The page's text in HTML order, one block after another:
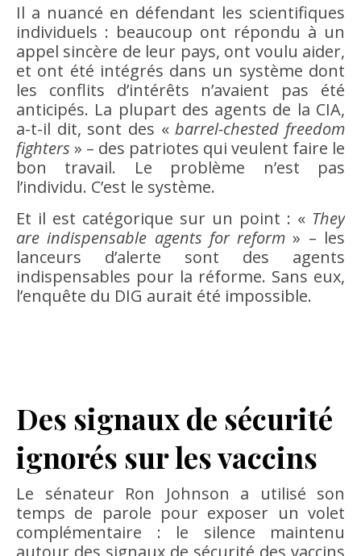
Il a nuancé en défendant les scientifiques
individuels : beaucoup ont répondu à un
appel sincère de leur pays, ont voulu aider,
et ont été intégrés dans un système dont
les conflits d’intérêts n’avaient pas été
anticipés. La plupart des agents de la CIA,
a-t-il dit, sont des «barrel-chested freedom
fighters » – des patriotes qui veulent faire le
bon travail. Le problème n’est pas
l’individu. C’est le système.
Et il est catégorique sur un point : « They
are indispensable agents for reform » – les
lanceurs d’alerte sont des agents
indispensables pour la réforme. Sans eux,
l’enquête du DIG aurait été impossible.
Des signaux de sécurité
ignorés sur les vaccins
Le sénateur Ron Johnson a utilisé son
temps de parole pour exposer un volet
complémentaire : le silence maintenu
autour des signaux de sécurité des vaccins